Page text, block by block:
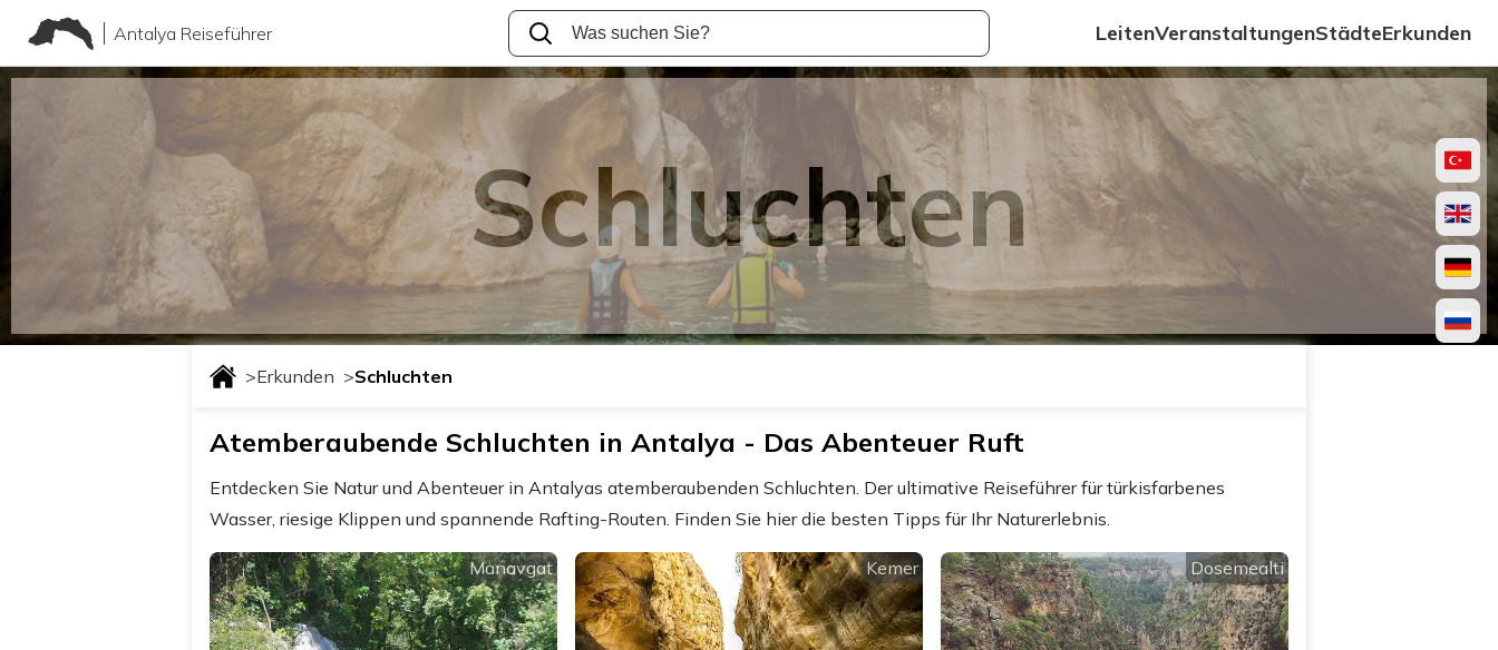
Antalya Reiseführer LeitenVeranstaltungenStädteErkunden
Schluchten
>Erkunden >Schluchten
Atemberaubende Schluchten in Antalya - Das Abenteuer Ruft
Entdecken Sie Natur und Abenteuer in Antalyas atemberaubenden Schluchten. Der ultimative Reiseführer für türkisfarbenes
Wasser, riesige Klippen und spannende Rafting-Routen. Finden Sie hier die besten Tipps für Ihr Naturerlebnis.
Manavgat Kemer Dosemealti